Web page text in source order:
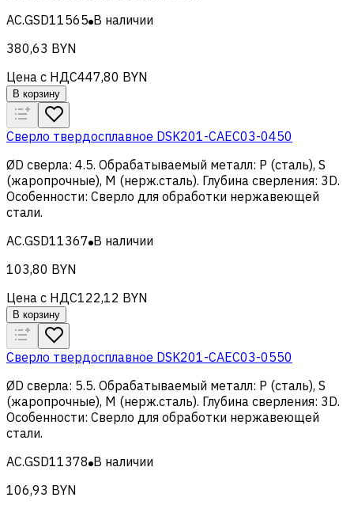
AC.GSD11565 В наличии
380,63 BYN
Цена с НДС447,80 BYN
В корзину
Сверло твердосплавное DSK201-CAEC03-0450
ØD сверла: 4.5. Обрабатываемый металл: Р (сталь), S
(жаропрочные), M (нерж.сталь). Глубина сверления: 3D.
Особенности: Сверло для обработки нержавеющей
стали.
AC.GSD11367 В наличии
103,80 BYN
Цена с НДС122,12 BYN
В корзину
Сверло твердосплавное DSK201-CAEC03-0550
ØD сверла: 5.5. Обрабатываемый металл: Р (сталь), S
(жаропрочные), M (нерж.сталь). Глубина сверления: 3D.
Особенности: Сверло для обработки нержавеющей
стали.
AC.GSD11378 В наличии
106,93 BYN